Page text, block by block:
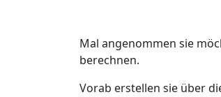
Mal angenommen sie
berechnen.
Vorab erstellen sie über